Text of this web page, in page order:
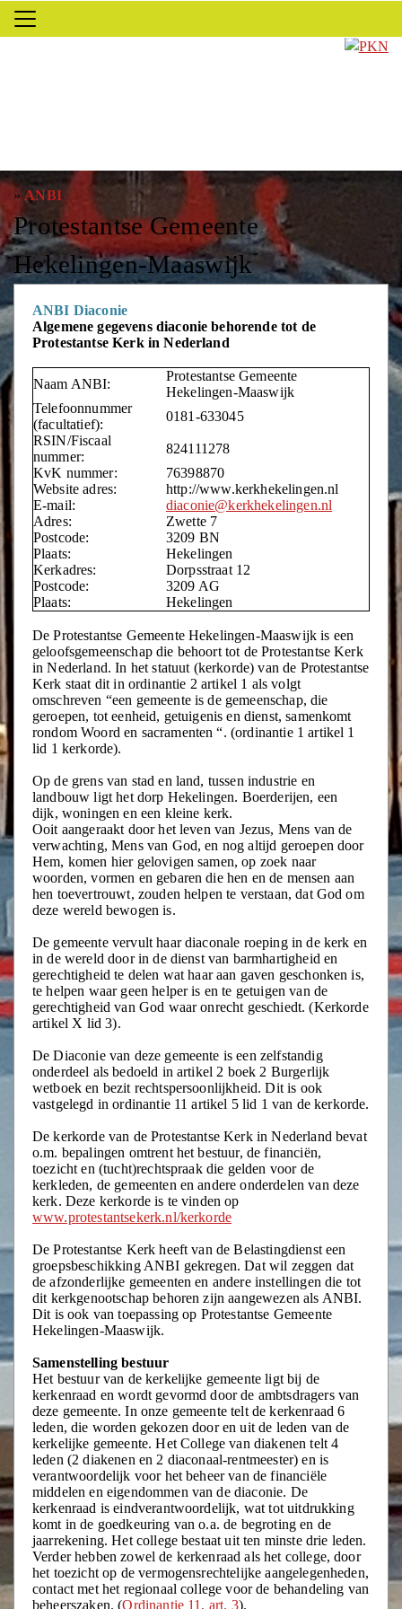
» ANBI
Protestantse Gemeente
Hekelingen-Maaswijk
ANBI Diaconie
Algemene gegevens diaconie behorende tot de
Protestantse Kerk in Nederland
Naam ANBI:
Protestantse Gemeente
Hekelingen-Maaswijk
Telefoonnummer
(facultatief):
0181-633045
RSIN/Fiscaal
nummer:
824111278
KvK nummer:
76398870
Website adres:
http://www.kerkhekelingen.nl
E-mail:
diaconie@kerkhekelingen.nl
Adres:
Zwette 7
Postcode:
3209 BN
Plaats:
Hekelingen
Kerkadres:
Dorpsstraat 12
Postcode:
3209 AG
Plaats:
Hekelingen
De Protestantse Gemeente Hekelingen-Maaswijk is een
geloofsgemeenschap die behoort tot de Protestantse Kerk
in Nederland. In het statuut (kerkorde) van de Protestantse
Kerk staat dit in ordinantie 2 artikel 1 als volgt
omschreven “een gemeente is de gemeenschap, die
geroepen, tot eenheid, getuigenis en dienst, samenkomt
rondom Woord en sacramenten “. (ordinantie 1 artikel 1
lid 1 kerkorde).
Op de grens van stad en land, tussen industrie en
landbouw ligt het dorp Hekelingen. Boerderijen, een
dijk, woningen en een kleine kerk.
Ooit aangeraakt door het leven van Jezus, Mens van de
verwachting, Mens van God, en nog altijd geroepen door
Hem, komen hier gelovigen samen, op zoek naar
woorden, vormen en gebaren die hen en de mensen aan
hen toevertrouwt, zouden helpen te verstaan, dat God om
deze wereld bewogen is.
De gemeente vervult haar diaconale roeping in de kerk en
in de wereld door in de dienst van barmhartigheid en
gerechtigheid te delen wat haar aan gaven geschonken is,
te helpen waar geen helper is en te getuigen van de
gerechtigheid van God waar onrecht geschiedt. (Kerkorde
artikel X lid 3).
De Diaconie van deze gemeente is een zelfstandig
onderdeel als bedoeld in artikel 2 boek 2 Burgerlijk
wetboek en bezit rechtspersoonlijkheid. Dit is ook
vastgelegd in ordinantie 11 artikel 5 lid 1 van de kerkorde.
De kerkorde van de Protestantse Kerk in Nederland bevat
o.m. bepalingen omtrent het bestuur, de financiën,
toezicht en (tucht)rechtspraak die gelden voor de
kerkleden, de gemeenten en andere onderdelen van deze
kerk. Deze kerkorde is te vinden op
www.protestantsekerk.nl/kerkorde
De Protestantse Kerk heeft van de Belastingdienst een
groepsbeschikking ANBI gekregen. Dat wil zeggen dat
de afzonderlijke gemeenten en andere instellingen die tot
dit kerkgenootschap behoren zijn aangewezen als ANBI.
Dit is ook van toepassing op Protestantse Gemeente
Hekelingen-Maaswijk.
Samenstelling bestuur
Het bestuur van de kerkelijke gemeente ligt bij de
kerkenraad en wordt gevormd door de ambtsdragers van
deze gemeente. In onze gemeente telt de kerkenraad 6
leden, die worden gekozen door en uit de leden van de
kerkelijke gemeente. Het College van diakenen telt 4
leden (2 diakenen en 2 diaconaal-rentmeester) en is
verantwoordelijk voor het beheer van de financiële
middelen en eigendommen van de diaconie. De
kerkenraad is eindverantwoordelijk, wat tot uitdrukking
komt in de goedkeuring van o.a. de begroting en de
jaarrekening. Het college bestaat uit ten minste drie leden.
Verder hebben zowel de kerkenraad als het college, door
het toezicht op de vermogensrechtelijke aangelegenheden,
contact met het regionaal college voor de behandeling van
beheerszaken. (Ordinantie 11, art. 3).